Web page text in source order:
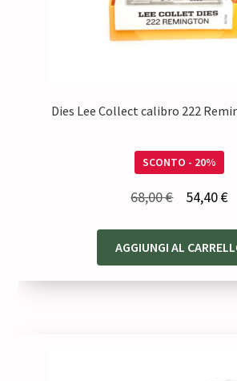
Dies Lee Collect calibro 222
SCONTO - 20%
68,00€
originale
era:
54,40€Il
è:
AGGIUNGI AL